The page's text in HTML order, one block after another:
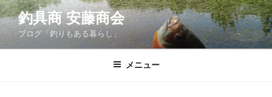
コ
ン
テ
ン
釣具商 安藤商会
ブログ「釣りもある暮らし」
メニュー